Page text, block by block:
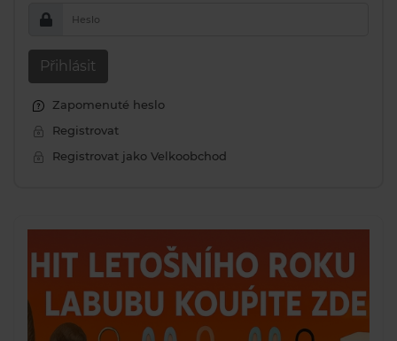
Heslo
Přihlásit
Zapomenuté heslo
Registrovat
Registrovat jako Velkoobchod